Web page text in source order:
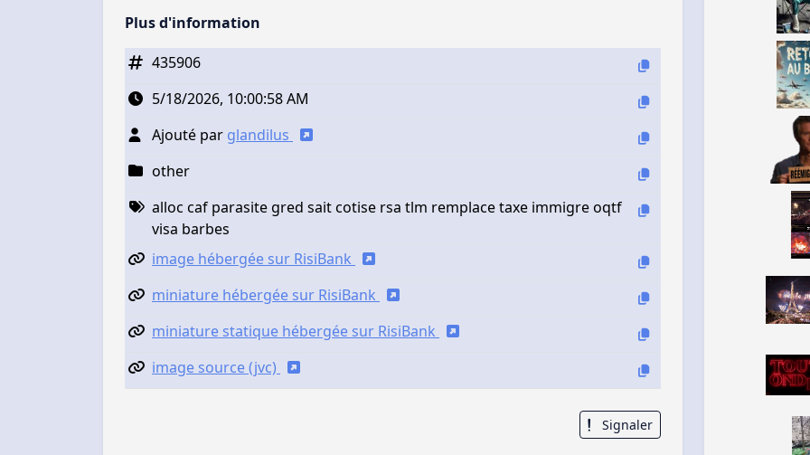
Plus d'information
435906
5/18/2026, 10:00:58 AM
Ajouté par glandilus
other
alloc caf parasite gred sait cotise rsa tlm remplace taxe immigre oqtf
visa barbes
image hébergée sur RisiBank
miniature hébergée sur RisiBank
miniature statique hébergée sur RisiBank
image source (jvc)
Signaler